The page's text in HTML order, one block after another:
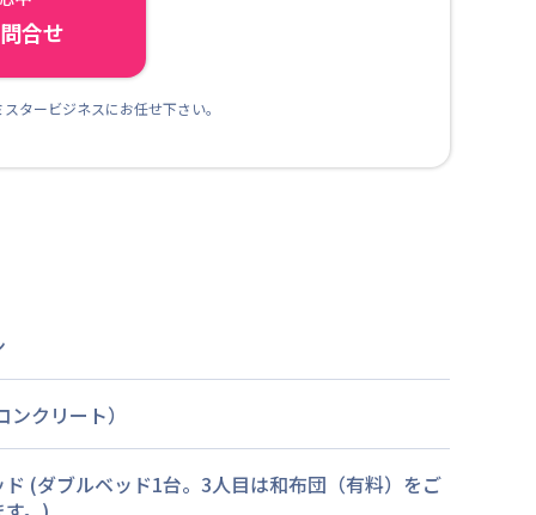
合せ
タービジネスにお任せ下さい。
ンクリート）
(ダブルベッド1台。3人目は和布団（有料）をご